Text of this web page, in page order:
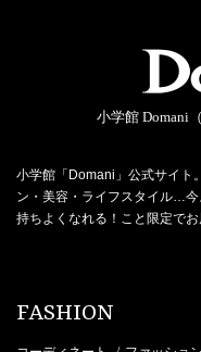
小学館 Domani
小学館「Domani」公式サイト
ン・美容・ライフスタイル…
持ちよくなれる！こと限定でお
FASHION